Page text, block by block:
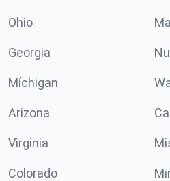
Ohio
Georgia
Míchigan
Arizona
Virginia
Colorado